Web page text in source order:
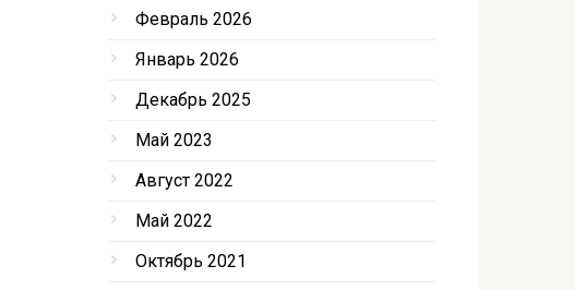
Февраль 2026
Январь 2026
Декабрь 2025
Май 2023
Август 2022
Май 2022
Октябрь 2021